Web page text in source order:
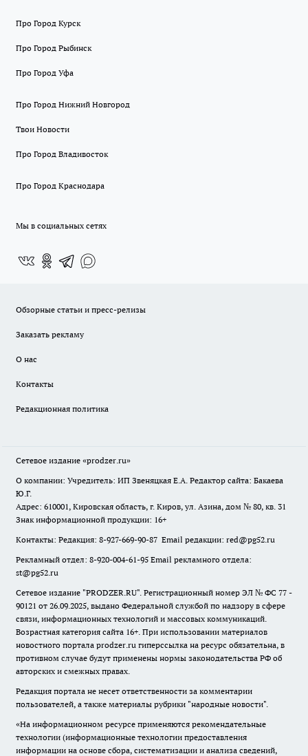
Про Город Курск
Про Город Рыбинск
Про Город Уфа
Про Город Нижний Новгород
Твои Новости
Про Город Владивосток
Про Город Краснодара
Мы в социальных сетях
Обзорные статьи и пресс-релизы
Заказать рекламу
О нас
Контакты
Редакционная политика
Сетевое издание «prodzer.ru»
О компании: Учредитель: ИП Звеняцкая Е.А. Редактор сайта: Бакаева
Ю.Г.
Адрес: 610001, Кировская область, г. Киров, ул. Азина, дом № 80, кв. 31
Знак информационной продукции: 16+
Контакты: Редакция: 8-927-669-90-87 Email редакции: red@pg52.ru
Рекламный отдел: 8-920-004-61-95 Email рекламного отдела:
st@pg52.ru
Сетевое издание "PRODZER.RU". Регистрационный номер ЭЛ № ФС 77 -
90121 от 26.09.2025, выдано Федеральной службой по надзору в сфере
связи, информационных технологий и массовых коммуникаций.
Возрастная категория сайта 16+. При использовании материалов
новостного портала prodzer.ru гиперссылка на ресурс обязательна, в
противном случае будут применены нормы законодательства РФ об
авторских и смежных правах.
Редакция портала не несет ответственности за комментарии
пользователей, а также материалы рубрики "народные новости".
«На информационном ресурсе применяются рекомендательные
технологии (информационные технологии предоставления
информации на основе сбора, систематизации и анализа сведений,